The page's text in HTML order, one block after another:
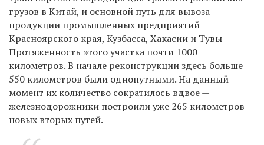
грузов в Китай, и основной путь для вывоза
продукции промышленных предприятий
Красноярского края, Кузбасса, Хакасии и Тувы
Протяженность этого участка почти 1000
километров. В начале реконструкции здесь больше
550 километров были однопутными. На данный
момент их количество сократилось вдвое—
железнодорожники построили уже 265 километров
новых вторых путей.